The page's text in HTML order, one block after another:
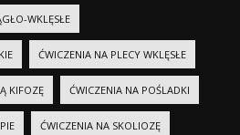
WKLĘSŁE
ĆWICZENIA NA PLECY WKLĘSŁE
KIFOZĘ ĆWICZENIA NA POŚLADKI
ĆWICZENIA NA SKOLIOZĘ